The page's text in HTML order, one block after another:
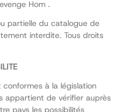
Hom .
partielle du catalogue de
interdite. Tous droits
à la législation
appartient de vérifier auprès
pays les possibilités